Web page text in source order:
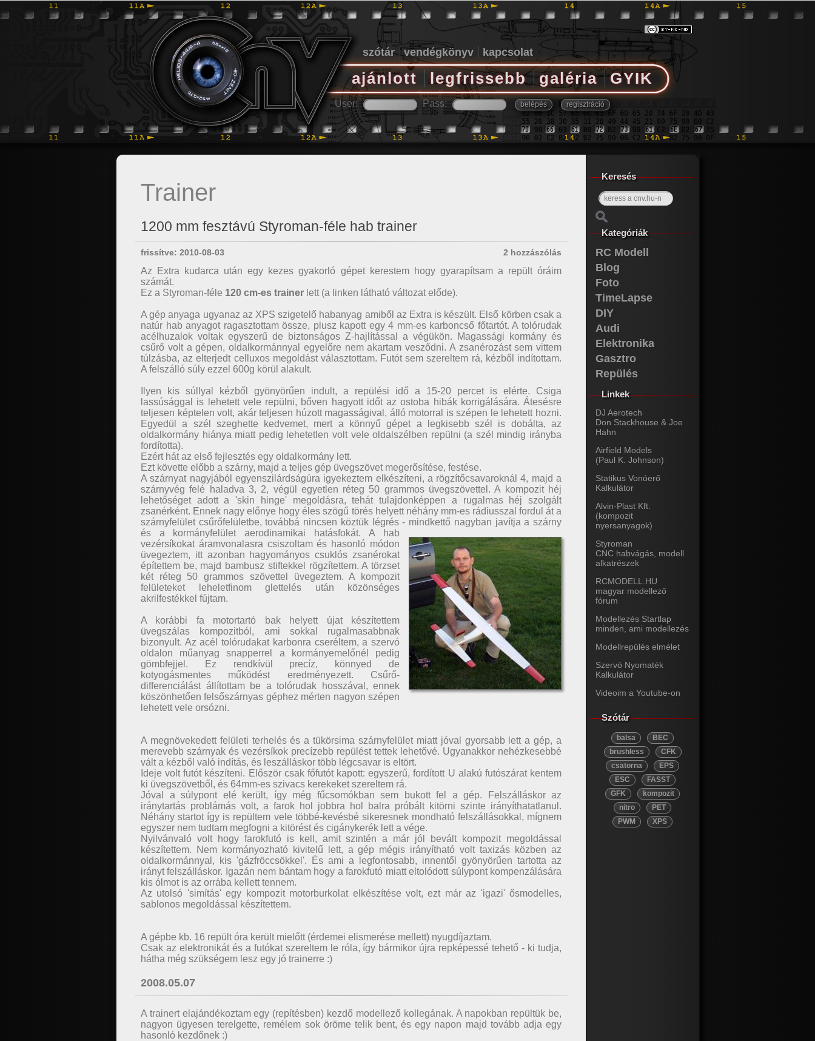
User: Pass:
ajánlott legfrissebb galéria GYIK
szótár vendégkönyv kapcsolat
Trainer
1200 mm fesztávú Styroman-féle hab trainer
frissítve: 2010-08-03 2 hozzászólás
Az Extra kudarca után egy kezes gyakorló gépet kerestem hogy gyarapítsam a repült óráim
számát.
Ez a Styroman-féle 120 cm-es trainer lett (a linken látható változat előde).
A gép anyaga ugyanaz az XPS szigetelő habanyag amiből az Extra is készült. Első körben csak a
natúr hab anyagot ragasztottam össze, plusz kapott egy 4 mm-es karboncső főtartót. A tolórudak
acélhuzalok voltak egyszerű de biztonságos Z-hajlítással a végükön. Magassági kormány és
csűrő volt a gépen, oldalkormánnyal egyelőre nem akartam vesződni. A zsanérozást sem vittem
túlzásba, az elterjedt celluxos megoldást választottam. Futót sem szereltem rá, kézből indítottam.
A felszálló súly ezzel 600g körül alakult.
Ilyen kis súllyal kézből gyönyörűen indult, a repülési idő a 15-20 percet is elérte. Csiga
lassúsággal is lehetett vele repülni, bőven hagyott időt az ostoba hibák korrigálására. Átesésre
teljesen képtelen volt, akár teljesen húzott magasságival, álló motorral is szépen le lehetett hozni.
Egyedül a szél szeghette kedvemet, mert a könnyű gépet a legkisebb szél is dobálta, az
oldalkormány hiánya miatt pedig lehetetlen volt vele oldalszélben repülni (a szél mindig irányba
fordította).
Ezért hát az első fejlesztés egy oldalkormány lett.
Ezt követte előbb a szárny, majd a teljes gép üvegszövet megerősítése, festése.
A szárnyat nagyjából egyenszilárdságúra igyekeztem elkészíteni, a rögzítőcsavaroknál 4, majd a
szárnyvég felé haladva 3, 2, végül egyetlen réteg 50 grammos üvegszövettel. A kompozit héj
lehetőséget adott a 'skin hinge' megoldásra, tehát tulajdonképpen a rugalmas héj szolgált
zsanérként. Ennek nagy előnye hogy éles szögű törés helyett néhány mm-es rádiusszal fordul át a
szárnyfelület csűrőfelületbe, továbbá nincsen köztük légrés - mindkettő nagyban javítja a szárny
és a kormányfelület aerodinamikai hatásfokát.A hab
vezérsíkokat áramvonalasra csiszoltam és hasonló módon
üvegeztem, itt azonban hagyományos csuklós zsanérokat
építettem be, majd bambusz stiftekkel rögzítettem. A törzset
két réteg 50 grammos szövettel üvegeztem. A kompozit
felületeket leheletfinom glettelés után közönséges
akrilfestékkel fújtam.
A korábbi fa motortartó bak helyett újat készítettem
üvegszálas kompozitból, ami sokkal rugalmasabbnak
bizonyult. Az acél tolórudakat karbonra cseréltem, a szervó
oldalon műanyag snapperrel a kormányemelőnél pedig
gömbfejjel. Ez rendkívül precíz, könnyed de
kotyogásmentes működést eredményezett. Csűrő-
differenciálást állítottam be a tolórudak hosszával, ennek
köszönhetően felsőszárnyas géphez mérten nagyon szépen
lehetett vele orsózni.
A megnövekedett felületi terhelés és a tükörsima szárnyfelület miatt jóval gyorsabb lett a gép, a
merevebb szárnyak és vezérsíkok precízebb repülést tettek lehetővé. Ugyanakkor nehézkesebbé
vált a kézből való indítás, és leszálláskor több légcsavar is eltört.
Ideje volt futót készíteni. Először csak főfutót kapott: egyszerű, fordított U alakú futószárat kentem
ki üvegszövetből, és 64mm-es szivacs kerekeket szereltem rá.
Jóval a súlypont elé került, így még fűcsomókban sem bukott fel a gép. Felszálláskor az
iránytartás problámás volt, a farok hol jobbra hol balra próbált kitörni szinte irányíthatatlanul.
Néhány startot így is repültem vele többé-kevésbé sikeresnek mondható felszállásokkal, mígnem
egyszer nem tudtam megfogni a kitörést és cigánykerék lett a vége.
Nyilvánvaló volt hogy farokfutó is kell, amit szintén a már jól bevált kompozit megoldással
készítettem. Nem kormányozható kivitelű lett, a gép mégis irányítható volt taxizás közben az
oldalkormánnyal, kis 'gázfröccsökkel'. És ami a legfontosabb, innentől gyönyörűen tartotta az
irányt felszálláskor. Igazán nem bántam hogy a farokfutó miatt eltolódott súlypont kompenzálására
kis ólmot is az orrába kellett tennem.
Az utolsó 'simítás' egy kompozit motorburkolat elkészítése volt, ezt már az 'igazi' ősmodelles,
sablonos megoldással készítettem.
A gépbe kb. 16 repült óra került mielőtt (érdemei elismerése mellett) nyugdíjaztam.
Csak az elektronikát és a futókat szereltem le róla, így bármikor újra repképessé tehető - ki tudja,
hátha még szükségem lesz egy jó trainerre :)
2008.05.07
A trainert elajándékoztam egy (repítésben) kezdő modellező kollegának. A napokban repültük be,
nagyon ügyesen terelgette, remélem sok öröme telik bent, és egy napon majd tovább adja egy
hasonló kezdőnek :)
Keresés
Kategóriák
RC Modell
Blog
Foto
TimeLapse
DIY
Audi
Elektronika
Gasztro
Repülés
Linkek
DJ Aerotech
Don Stackhouse & Joe
Hahn
Airfield Models
(Paul K. Johnson)
Statikus Vonóerő
Kalkulátor
Alvin-Plast Kft.
(kompozit
nyersanyagok)
Styroman
CNC habvágás, modell
alkatrészek
RCMODELL.HU
magyar modellező
fórum
Modellezés Startlap
minden, ami modellezés
Modellrepülés elmélet
Szervó Nyomaték
Kalkulátor
Videoim a Youtube-on
Szótár
balsa
BEC
brushless
CFK
csatorna
EPS
ESC
FASST
GFK
kompozit
nitro
PET
PWM
XPS